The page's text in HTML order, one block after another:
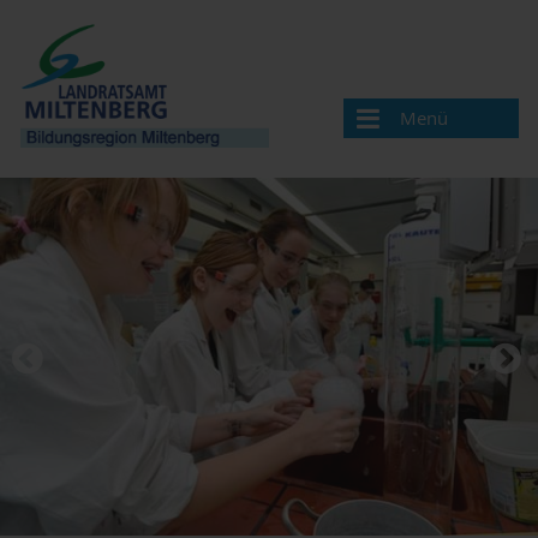
Menü
Bildungsregion
Aktuelles
Veranstaltungen / Termine
Veranstaltung melden
Bildungsregionen in Bayern
Angebote & Projekte